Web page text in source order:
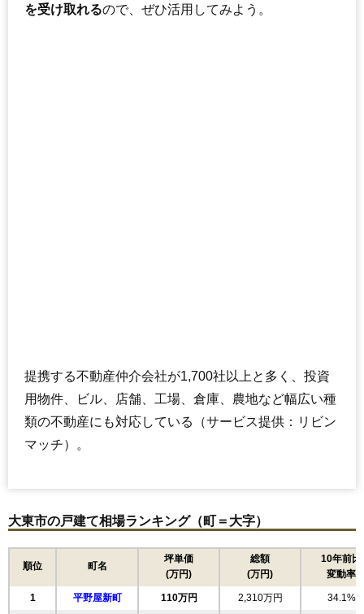
を受け取れるので、ぜひ活用してみよう。
提携する不動産仲介会社が1,700社以上と多く、投資
用物件、ビル、店舗、工場、倉庫、農地など幅広い種
類の不動産にも対応している（サービス提供：リビン
マッチ）。
大東市の戸建て相場ランキング（町＝大字）
順位 町名
坪単価
(万円)
総額
(万円)
10年前比
変動率
1 平野屋新町 110万円 2,310万円 34.1%